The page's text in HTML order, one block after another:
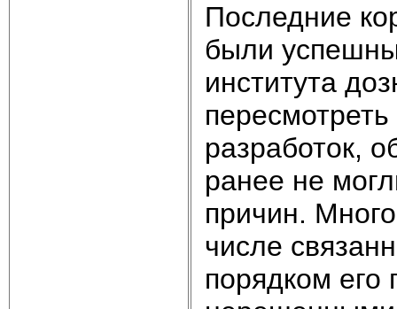
Последние
были
института
разработок,
ранее не
причин.
числе
порядком его